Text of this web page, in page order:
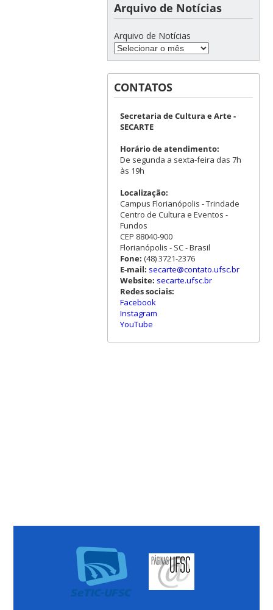
Arquivo de Notícias
Arquivo de Notícias
CONTATOS
Secretaria de Cultura e Arte -
SECARTE
Horário de atendimento:
De segunda a sexta-feira das 7h
às 19h
Localização:
Campus Florianópolis - Trindade
Centro de Cultura e Eventos -
Fundos
CEP 88040-900
Florianópolis - SC - Brasil
Fone: (48) 3721-2376
E-mail: secarte@contato.ufsc.br
Website: secarte.ufsc.br
Redes sociais:
Facebook
Instagram
YouTube